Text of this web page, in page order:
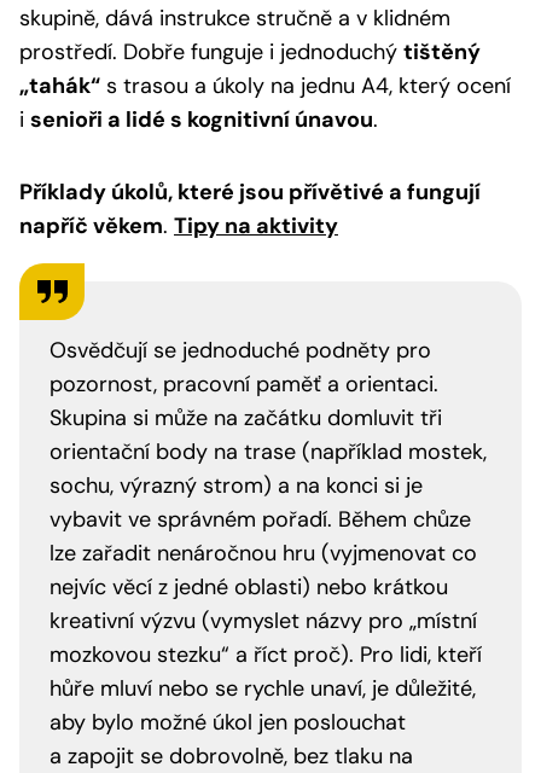
skupině, dává instrukce stručně a v klidném
prostředí. Dobře funguje i jednoduchý tištěný
„tahák“ s trasou a úkoly na jednu A4, který ocení
i senioři a lidé s kognitivní únavou.
Příklady úkolů, které jsou přívětivé a fungují
napříč věkem. Tipy na aktivity
Osvědčují se jednoduché podněty pro
pozornost, pracovní paměť a orientaci.
Skupina si může na začátku domluvit tři
orientační body na trase (například mostek,
sochu, výrazný strom) a na konci si je
vybavit ve správném pořadí. Během chůze
lze zařadit nenáročnou hru (vyjmenovat co
nejvíc věcí z jedné oblasti) nebo krátkou
kreativní výzvu (vymyslet názvy pro „místní
mozkovou stezku“ a říct proč). Pro lidi, kteří
hůře mluví nebo se rychle unaví, je důležité,
aby bylo možné úkol jen poslouchat
a zapojit se dobrovolně, bez tlaku na